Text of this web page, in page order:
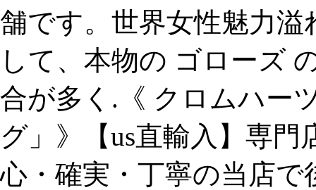
舗です。世界女性魅力
して、本物の ゴローズ
合が多く.《 クロムハー
グ」》【us直輸入】専
心・確実・丁寧の当店